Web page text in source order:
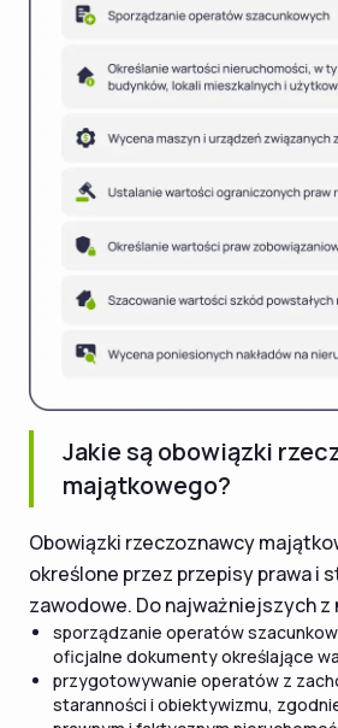
Jakie są obowiązki
majątkowego?
Obowiązki rzeczoznawcy
określone przez przepisy prawa i
zawodowe. Do najważniejszych z
sporządzanie operatów
oficjalne dokumenty określające
przygotowywanie operatów z
staranności i obiektywizmu,